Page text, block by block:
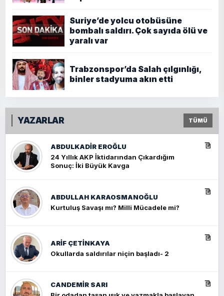
Suriye’de yolcu otobüsüne
bombalı saldırı. Çok sayıda ölü ve
yaralı var
Trabzonspor’da Salah çılgınlığı,
binler stadyuma akın etti
YAZARLAR TÜMÜ
ABDULKADIR EROĞLU
24 Yıllık AKP İktidarından Çıkardığım
Sonuç: İki Büyük Kavga
ABDULLAH KARAOSMANOĞLU
Kurtuluş Savaşı mı? Milli Mücadele mi?
ARIF ÇETİNKAYA
Okullarda saldırılar niçin başladı- 2
CANDEMIR SARI